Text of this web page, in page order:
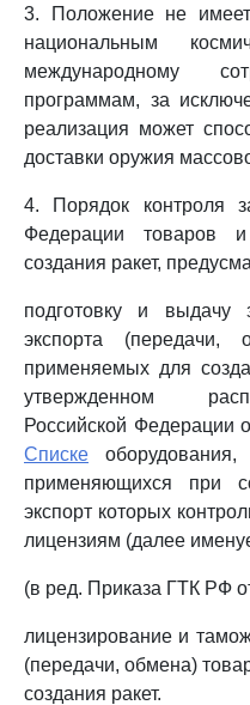
3. Положение не имеет
национальным
международному
программам, за
реализация может
доставки оружия
4. Порядок контроля
Федерации товаров
создания ракет,
подготовку и выдачу
экспорта (передачи,
применяемых для
утвержденном
Российской Федерации
Списке
применяющихся при
экспорт которых
лицензиям (далее
(в ред. Приказа ГТК РФ
лицензирование и
(передачи, обмена)
создания ракет.